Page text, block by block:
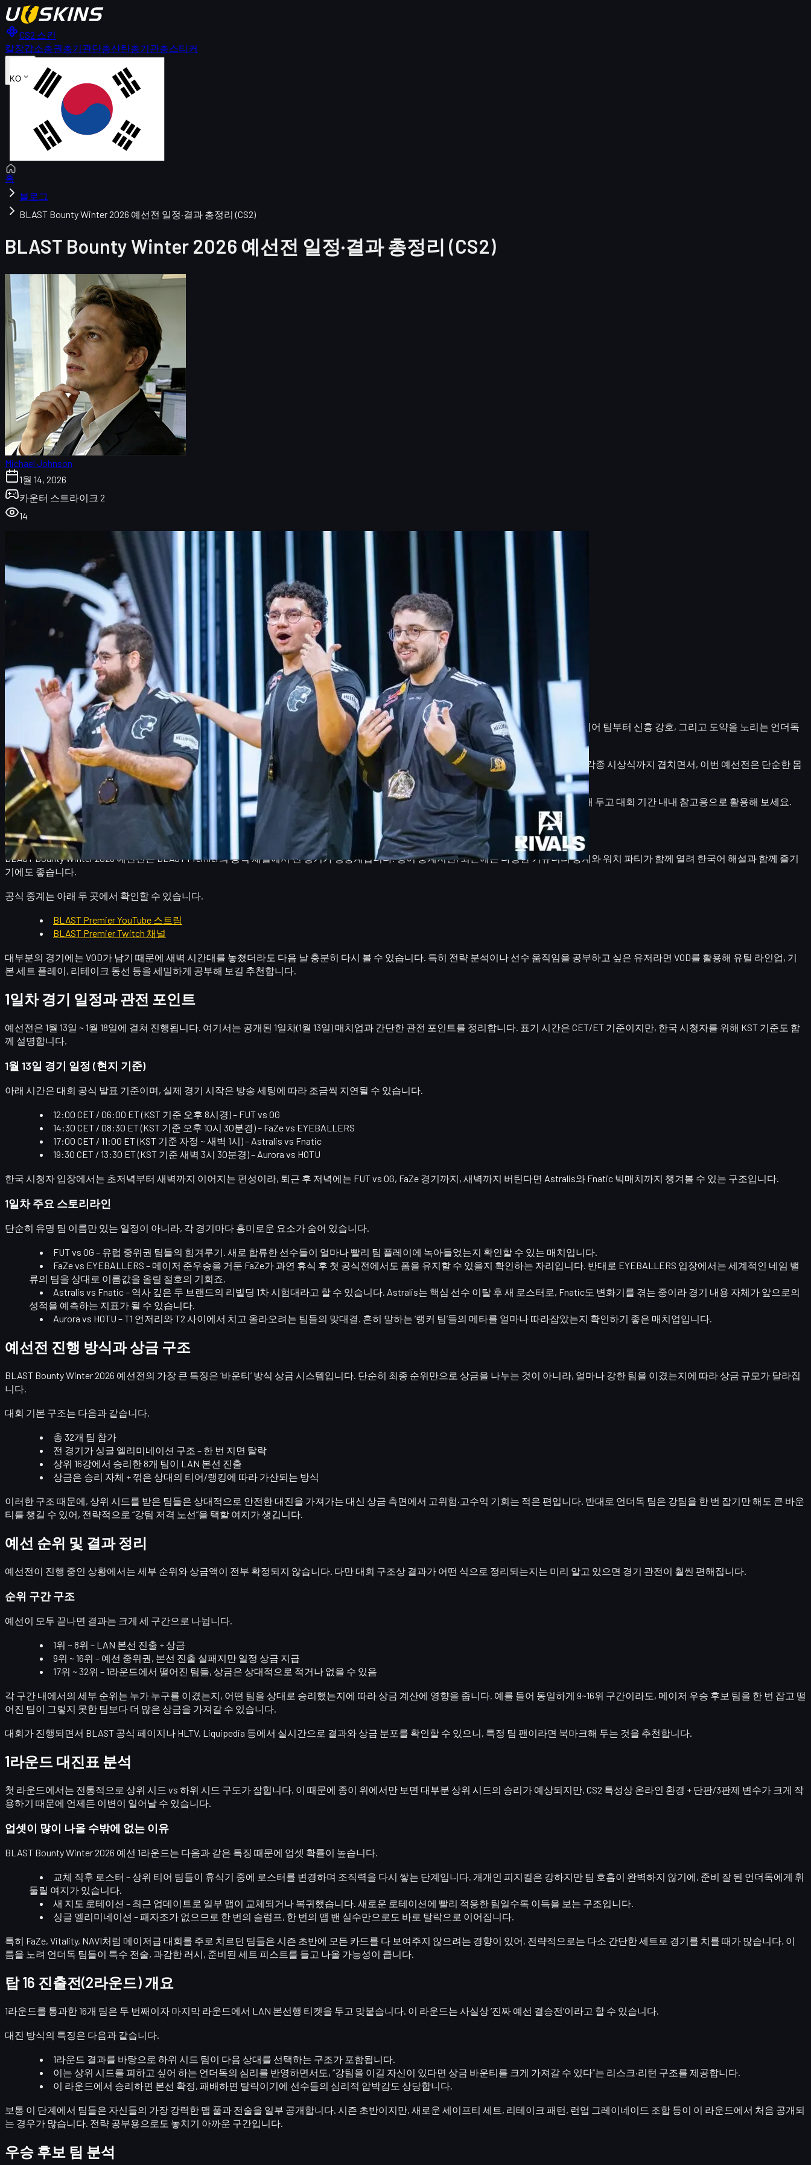
CS2 스킨
칼장갑소총권총기관단총산탄총기관총스티커
KO
홈
블로그
BLAST Bounty Winter 2026 예선전 일정·결과 총정리 (CS2)
BLAST Bounty Winter 2026 예선전 일정·결과 총정리 (CS2)
Michael Johnson
1월 14, 2026
카운터 스트라이크 2
14
BLAST Bounty Winter 2026 예선전 개요
공식 스트림 시청 방법
1일차 경기 일정과 관전 포인트
예선전 진행 방식과 상금 구조
예선 순위 및 결과 정리
1라운드 대진표 분석
탑 16 진출전(2라운드) 개요
우승 후보 팀 분석
주목할 언더독 팀
CS2 스킨 거래 & uuskins 활용 팁
본선 일정과 IEM 크라쿠프 2026 연결고리
BLAST Bounty Winter 2026 예선전 개요
2026년 CS2 시즌의 시작을 알리는 첫 대형 이벤트가 바로BLAST Bounty Winter 2026 온라인 예선전 입니다. 온라인 대회이긴 하지만, 상위 탑 티어 팀부터 신흥 강호, 그리고 도약을 노리는 언더독
까지 총 32개 팀이 모여LAN 본선 8자리를 두고 경쟁하는 만큼 사실상 미니 메이저급 대회라고 봐도 무방합니다.
시즌 휴식기 동안대형 이적 시장이 열렸고, CS2 지도 로테이션도 다소 특이하게 바뀌었습니다. 여기에 2025년 한 해를 빛낸 선수·팀을 조명한 각종 시상식까지 겹치면서, 이번 예선전은 단순한 몸
풀기를 넘어“2026 시즌 메타와 전력 구도를 미리 확인할 수 있는 무대” 로 주목받고 있습니다.
이 글에서는 예선전시청 방법, 경기 일정, 결과, 대진표, 상금 구조, 그리고 강팀·언더독 분석 을 모두 정리해 제공합니다. CS2 팬이라면 북마크해 두고 대회 기간 내내 참고용으로 활용해 보세요.
공식 스트림 시청 방법
BLAST Bounty Winter 2026 예선전은 BLAST Premier의 공식 채널에서 전 경기가 생중계됩니다. 영어 중계지만, 최근에는 다양한 커뮤니티 중계와 워치 파티가 함께 열려 한국어 해설과 함께 즐기
기에도 좋습니다.
공식 중계는 아래 두 곳에서 확인할 수 있습니다.
BLAST Premier YouTube 스트림
BLAST Premier Twitch 채널
대부분의 경기에는 VOD가 남기 때문에 새벽 시간대를 놓쳤더라도 다음 날 충분히 다시 볼 수 있습니다. 특히 전략 분석이나 선수 움직임을 공부하고 싶은 유저라면 VOD를 활용해 유틸 라인업, 기
본 세트 플레이, 리테이크 동선 등을 세밀하게 공부해 보길 추천합니다.
1일차 경기 일정과 관전 포인트
예선전은 1월 13일 ~ 1월 18일에 걸쳐 진행됩니다. 여기서는 공개된 1일차(1월 13일) 매치업과 간단한 관전 포인트를 정리합니다. 표기 시간은 CET/ET 기준이지만, 한국 시청자를 위해 KST 기준도 함
께 설명합니다.
1월 13일 경기 일정 (현지 기준)
아래 시간은 대회 공식 발표 기준이며, 실제 경기 시작은 방송 세팅에 따라 조금씩 지연될 수 있습니다.
12:00 CET / 06:00 ET (KST 기준 오후 8시경)– FUT vs OG
14:30 CET / 08:30 ET (KST 기준 오후 10시 30분경)– FaZe vs EYEBALLERS
17:00 CET / 11:00 ET (KST 기준 자정 ~ 새벽 1시)– Astralis vs Fnatic
19:30 CET / 13:30 ET (KST 기준 새벽 3시 30분경)– Aurora vs HOTU
한국 시청자 입장에서는 초저녁부터 새벽까지 이어지는 편성이라, 퇴근 후 저녁에는 FUT vs OG, FaZe 경기까지, 새벽까지 버틴다면 Astralis와 Fnatic 빅매치까지 챙겨볼 수 있는 구조입니다.
1일차 주요 스토리라인
단순히 유명 팀 이름만 있는 일정이 아니라, 각 경기마다 흥미로운 요소가 숨어 있습니다.
FUT vs OG – 유럽 중위권 팀들의 힘겨루기. 새로 합류한 선수들이 얼마나 빨리 팀 플레이에 녹아들었는지 확인할 수 있는 매치입니다.
FaZe vs EYEBALLERS – 메이저 준우승을 거둔 FaZe가 과연 휴식 후 첫 공식전에서도 폼을 유지할 수 있을지 확인하는 자리입니다. 반대로 EYEBALLERS 입장에서는 세계적인 네임 밸
류의 팀을 상대로 이름값을 올릴 절호의 기회죠.
Astralis vs Fnatic– 역사 깊은 두 브랜드의 리빌딩 1차 시험대라고 할 수 있습니다. Astralis는 핵심 선수 이탈 후 새 로스터로, Fnatic도 변화기를 겪는 중이라 경기 내용 자체가 앞으로의
성적을 예측하는 지표가 될 수 있습니다.
Aurora vs HOTU – T1 언저리와 T2 사이에서 치고 올라오려는 팀들의 맞대결. 흔히 말하는 ‘랭커 팀’들의 메타를 얼마나 따라잡았는지 확인하기 좋은 매치업입니다.
예선전 진행 방식과 상금 구조
BLAST Bounty Winter 2026 예선전의 가장 큰 특징은 ‘바운티’ 방식 상금 시스템입니다. 단순히 최종 순위만으로 상금을 나누는 것이 아니라, 얼마나 강한 팀을 이겼는지에 따라 상금 규모가 달라집
니다.
대회 기본 구조는 다음과 같습니다.
총 32개 팀 참가
전 경기가 싱글 엘리미네이션 구조 – 한 번 지면 탈락
상위 16강에서 승리한8개 팀이 LAN 본선 진출
상금은 승리 자체 + 꺾은 상대의 티어/랭킹에 따라 가산되는 방식
이러한 구조 때문에, 상위 시드를 받은 팀들은 상대적으로 안전한 대진을 가져가는 대신 상금 측면에서 고위험·고수익 기회는 적은 편입니다. 반대로 언더독 팀은 강팀을 한 번 잡기만 해도 큰 바운
티를 챙길 수 있어, 전략적으로 “강팀 저격 노선”을 택할 여지가 생깁니다.
예선 순위 및 결과 정리
예선전이 진행 중인 상황에서는 세부 순위와 상금액이 전부 확정되지 않습니다. 다만 대회 구조상 결과가 어떤 식으로 정리되는지는 미리 알고 있으면 경기 관전이 훨씬 편해집니다.
순위 구간 구조
예선이 모두 끝나면 결과는 크게 세 구간으로 나뉩니다.
1위 ~ 8위 – LAN 본선 진출 + 상금
9위 ~ 16위 – 예선 중위권, 본선 진출 실패지만 일정 상금 지급
17위 ~ 32위 – 1라운드에서 떨어진 팀들, 상금은 상대적으로 적거나 없을 수 있음
각 구간 내에서의 세부 순위는 누가 누구를 이겼는지, 어떤 팀을 상대로 승리했는지에 따라 상금 계산에 영향을 줍니다. 예를 들어 동일하게 9~16위 구간이라도, 메이저 우승 후보 팀을 한 번 잡고 떨
어진 팀이 그렇지 못한 팀보다 더 많은 상금을 가져갈 수 있습니다.
대회가 진행되면서 BLAST 공식 페이지나 HLTV, Liquipedia 등에서 실시간으로 결과와 상금 분포를 확인할 수 있으니, 특정 팀 팬이라면 북마크해 두는 것을 추천합니다.
1라운드 대진표 분석
첫 라운드에서는 전통적으로 상위 시드 vs 하위 시드 구도가 잡힙니다. 이 때문에 종이 위에서만 보면 대부분 상위 시드의 승리가 예상되지만, CS2 특성상 온라인 환경 + 단판/3판제 변수가 크게 작
용하기 때문에 언제든 이변이 일어날 수 있습니다.
업셋이 많이 나올 수밖에 없는 이유
BLAST Bounty Winter 2026 예선 1라운드는 다음과 같은 특징 때문에 업셋 확률이 높습니다.
교체 직후 로스터 – 상위 티어 팀들이 휴식기 중에 로스터를 변경하며 조직력을 다시 쌓는 단계입니다. 개개인 피지컬은 강하지만 팀 호흡이 완벽하지 않기에, 준비 잘 된 언더독에게 휘
둘릴 여지가 있습니다.
새 지도 로테이션 – 최근 업데이트로 일부 맵이 교체되거나 복귀했습니다. 새로운 로테이션에 빨리 적응한 팀일수록 이득을 보는 구조입니다.
싱글 엘리미네이션 – 패자조가 없으므로 한 번의 슬럼프, 한 번의 맵 밴 실수만으로도 바로 탈락으로 이어집니다.
특히 FaZe, Vitality, NAVI처럼 메이저급 대회를 주로 치르던 팀들은 시즌 초반에 모든 카드를 다 보여주지 않으려는 경향이 있어, 전략적으로는 다소 간단한 세트로 경기를 치를 때가 많습니다. 이
틈을 노려 언더독 팀들이 특수 전술, 과감한 러시, 준비된 세트 피스트를 들고 나올 가능성이 큽니다.
탑 16 진출전(2라운드) 개요
1라운드를 통과한 16개 팀은 두 번째이자 마지막 라운드에서 LAN 본선행 티켓을 두고 맞붙습니다. 이 라운드는 사실상‘진짜 예선 결승전’이라고 할 수 있습니다.
대진 방식의 특징은 다음과 같습니다.
1라운드 결과를 바탕으로 하위 시드 팀이 다음 상대를 선택하는 구조가 포함됩니다.
이는 상위 시드를 피하고 싶어 하는 언더독의 심리를 반영하면서도, “강팀을 이길 자신이 있다면 상금 바운티를 크게 가져갈 수 있다”는 리스크·리턴 구조를 제공합니다.
이 라운드에서 승리하면 본선 확정, 패배하면 탈락이기에 선수들의 심리적 압박감도 상당합니다.
보통 이 단계에서 팀들은 자신들의 가장 강력한 맵 풀과 전술을 일부 공개합니다. 시즌 초반이지만, 새로운 세이프티 세트, 리테이크 패턴, 런업 그레이네이드 조합 등이 이 라운드에서 처음 공개되
는 경우가 많습니다. 전략 공부용으로도 놓치기 아까운 구간입니다.
우승 후보 팀 분석